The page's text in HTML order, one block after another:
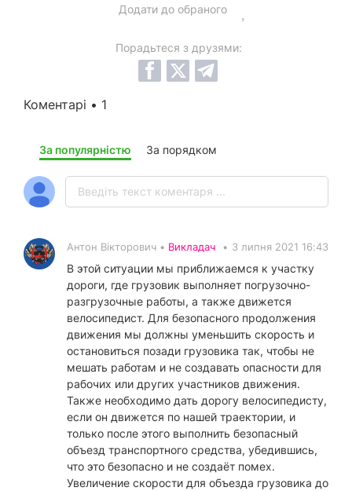
Додати до обраного
Порадьтеся з друзями:
Коментарі • 1
За популярністю За порядком
Антон Вікторович • Викладач • 3 липня 2021 16:43
В этой ситуации мы приближаемся к участку
дороги, где грузовик выполняет погрузочно-
разгрузочные работы, а также движется
велосипедист. Для безопасного продолжения
движения мы должны уменьшить скорость и
остановиться позади грузовика так, чтобы не
мешать работам и не создавать опасности для
рабочих или других участников движения.
Также необходимо дать дорогу велосипедисту,
если он движется по нашей траектории, и
только после этого выполнить безопасный
объезд транспортного средства, убедившись,
что это безопасно и не создаёт помех.
Увеличение скорости для объезда грузовика до